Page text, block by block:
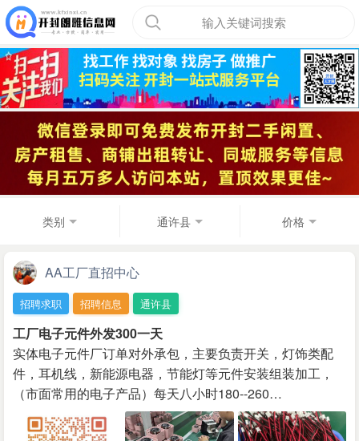
输入关键词搜索
类别 通许县 价格
AA工厂直招中心
招聘求职 招聘信息 通许县
工厂电子元件外发300一天
实体电子元件厂订单对外承包，主要负责开关，灯饰类配
件，耳机线，新能源电器，节能灯等元件安装组装加工，
（市面常用的电子产品）每天八小时180--260…